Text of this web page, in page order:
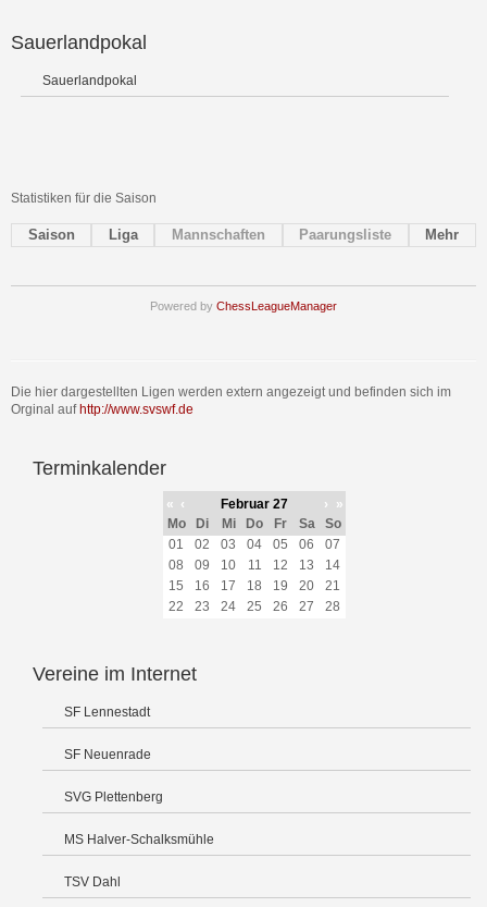
Sauerlandpokal
Sauerlandpokal
Statistiken für die Saison
Saison Liga Mannschaften Paarungsliste Mehr
Powered by ChessLeagueManager
Die hier dargestellten Ligen werden extern angezeigt und befinden sich im
Orginal auf http://www.svswf.de
Terminkalender
« ‹ Februar 27 ›
»
Mo
Di Mi Do Fr Sa
So
01
02 03 04 05 06
07
08
09 10 11 12 13
14
15
16 17 18 19 20
21
22
23 24 25 26 27 28
Vereine im Internet
SF Lennestadt
SF Neuenrade
SVG Plettenberg
MS Halver-Schalksmühle
TSV Dahl